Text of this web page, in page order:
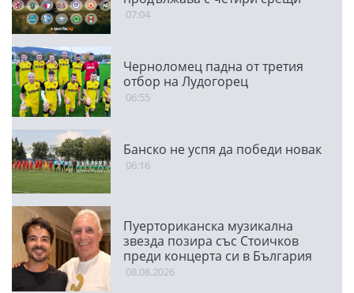
07:04
Черноломец падна от третия
отбор на Лудогорец
06:55
Банско не успя да победи новак
06:16
Пуерториканска музикална
звезда позира със Стоичков
преди концерта си в България
08.08.2026